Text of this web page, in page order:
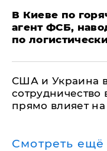
В Киеве по
агент ФСБ,
по
США и Украина
сотрудничество
прямо влияет
Смотреть ещё